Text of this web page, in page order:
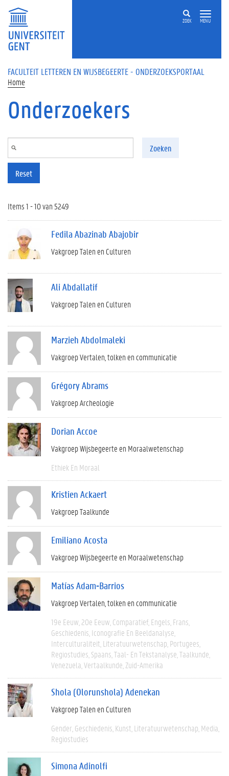
Overslaan en naar de inhoud gaan
ZOEK MENU
FACULTEIT LETTEREN EN WIJSBEGEERTE - ONDERZOEKSPORTAAL
Home
Onderzoekers
Zoeken
Reset
Items 1 - 10 van 5249
Fedila Abazinab Abajobir
Vakgroep Talen en Culturen
Ali Abdallatif
Vakgroep Talen en Culturen
Marzieh Abdolmaleki
Vakgroep Vertalen, tolken en communicatie
Grégory Abrams
Vakgroep Archeologie
Dorian Accoe
Vakgroep Wijsbegeerte en Moraalwetenschap
Ethiek En Moraal
Kristien Ackaert
Vakgroep Taalkunde
Emiliano Acosta
Vakgroep Wijsbegeerte en Moraalwetenschap
Matías Adam-Barrios
Vakgroep Vertalen, tolken en communicatie
19e Eeuw 20e Eeuw Comparatief Engels Frans
Geschiedenis Iconografie En Beeldanalyse
Interculturaliteit Literatuurwetenschap Portugees
Regiostudies Spaans Taal- En Tekstanalyse Taalkunde
Venezuela Vertaalkunde Zuid-Amerika
Shola (Olorunshola) Adenekan
Vakgroep Talen en Culturen
Gender Geschiedenis Kunst Literatuurwetenschap Media
Regiostudies
Simona Adinolfi